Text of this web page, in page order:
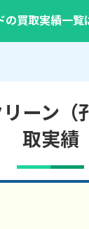
の買取実績一覧
ーン（
取実績